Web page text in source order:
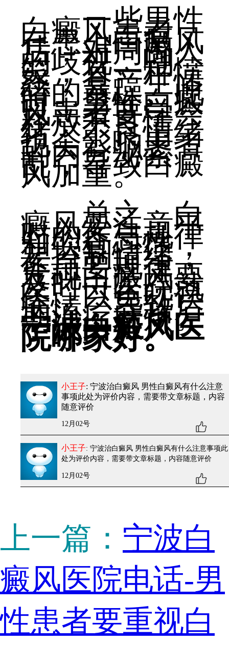
一些男性
白癜风患者，
在患上白癜风
后，对周围人
的歧视、嘲
笑，有一种愤
怒，会产生情
绪的暴躁。此
时，男性白癜
风患者要学会
释放不良情
绪。不良情绪
也会影响患者
的内分泌紊
乱，导致白癜
风加重。
总之，白
癜风要注意平
时的作息规律
和饮食习惯，
要控制情绪，
作息要规律。
发现白癜风要
及时去医院就
医，以免耽误
病情，导致后
期治疗麻烦。
宁波白癜风医
院哪家好。
小王子: 宁波治白癜风 男性白癜风有什么注意
事项此处为评价内容，需要带文章标题，内容
随意评价
12月02号
小王子: 宁波治白癜风 男性白癜风有什么注意事项此
处为评价内容，需要带文章标题，内容随意评价
12月02号
上一篇： 宁波白
癜风医院电话-男
性患者要重视白